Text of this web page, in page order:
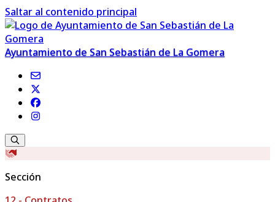
Saltar al contenido principal
Ayuntamiento de San Sebastián de La Gomera
Sección